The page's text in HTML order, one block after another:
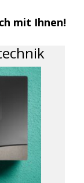
mit Ihnen!